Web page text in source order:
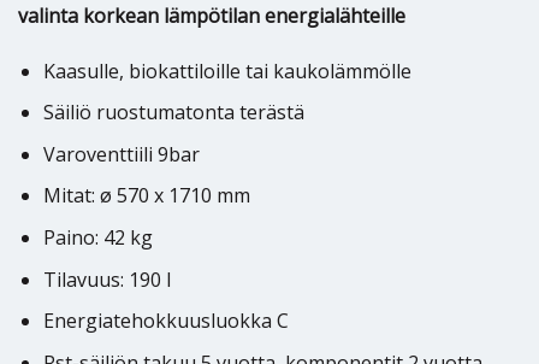
valinta korkean lämpötilan energialähteille
Kaasulle, biokattiloille tai kaukolämmölle
Säiliö ruostumatonta terästä
Varoventtiili 9bar
Mitat: ø 570 x 1710 mm
Paino: 42 kg
Tilavuus: 190 l
Energiatehokkuusluokka C